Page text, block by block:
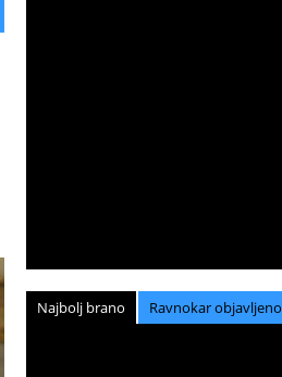
Najbolj brano Ravnokar objavljeno